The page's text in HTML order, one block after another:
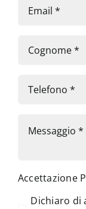
Accettazione
Dichiaro di